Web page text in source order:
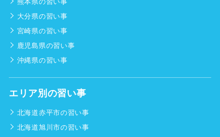
大分県の習い事
宮崎県の習い事
鹿児島県の習い事
沖縄県の習い事
エリア別の習い事
北海道赤平市の習い事
北海道旭川市の習い事